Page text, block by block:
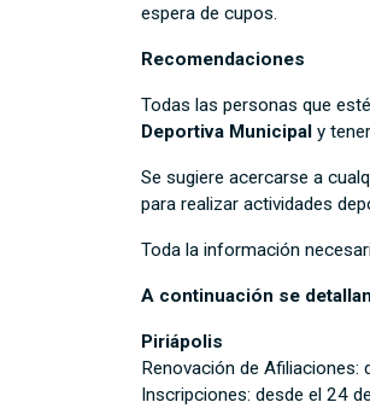
espera de cupos.
Recomendaciones
Todas las personas que
Deportiva Municipal y
Se sugiere acercarse a
para realizar actividades
Toda la información
A continuación se
Piriápolis
Renovación de Afiliaciones:
Inscripciones: desde el 24